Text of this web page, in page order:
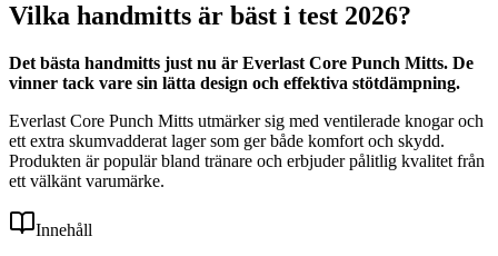
Vilka handmitts är bäst i test 2026?
Det bästa handmitts just nu är Everlast Core Punch Mitts. De
vinner tack vare sin lätta design och effektiva stötdämpning.
Everlast Core Punch Mitts utmärker sig med ventilerade knogar och
ett extra skumvadderat lager som ger både komfort och skydd.
Produkten är populär bland tränare och erbjuder pålitlig kvalitet från
ett välkänt varumärke.
Innehåll